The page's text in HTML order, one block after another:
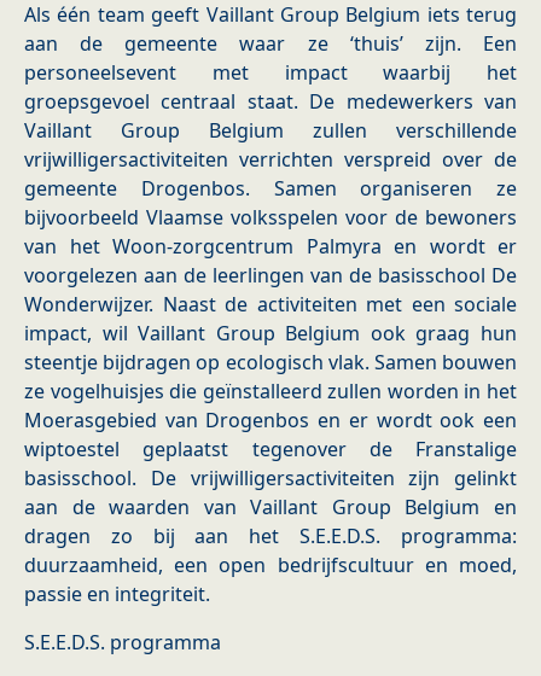
Als één team geeft Vaillant Group Belgium iets terug
aan de gemeente waar ze ‘thuis’ zijn. Een
personeelsevent met impact waarbij het
groepsgevoel centraal staat. De medewerkers van
Vaillant Group Belgium zullen verschillende
vrijwilligersactiviteiten verrichten verspreid over de
gemeente Drogenbos. Samen organiseren ze
bijvoorbeeld Vlaamse volksspelen voor de bewoners
van het Woon-zorgcentrum Palmyra en wordt er
voorgelezen aan de leerlingen van de basisschool De
Wonderwijzer. Naast de activiteiten met een sociale
impact, wil Vaillant Group Belgium ook graag hun
steentje bijdragen op ecologisch vlak. Samen bouwen
ze vogelhuisjes die geïnstalleerd zullen worden in het
Moerasgebied van Drogenbos en er wordt ook een
wiptoestel geplaatst tegenover de Franstalige
basisschool. De vrijwilligersactiviteiten zijn gelinkt
aan de waarden van Vaillant Group Belgium en
dragen zo bij aan het S.E.E.D.S. programma:
duurzaamheid, een open bedrijfscultuur en moed,
passie en integriteit.
S.E.E.D.S. programma